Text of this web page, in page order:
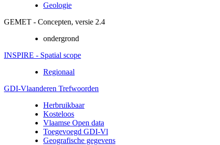
Geologie
GEMET - Concepten, versie 2.4
ondergrond
INSPIRE - Spatial scope
Regionaal
GDI-Vlaanderen Trefwoorden
Herbruikbaar
Kosteloos
Vlaamse Open data
Toegevoegd GDI-Vl
Geografische gegevens